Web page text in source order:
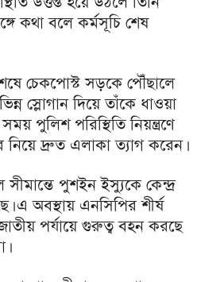
কথা বলে কর্মসূচি শেষ
চেকপোস্ট সড়কে পৌঁছালে
স্লোগান দিয়ে তাঁকে ধাওয়া
পুলিশ পরিস্থিতি নিয়ন্ত্রণে
নিয়ে দ্রুত এলাকা ত্যাগ করেন।
পুশইন ইস্যুকে কেন্দ্র
এ অবস্থায় এনসিপির শীর্ষ
পর্যায়ে গুরুত্ব বহন করছে